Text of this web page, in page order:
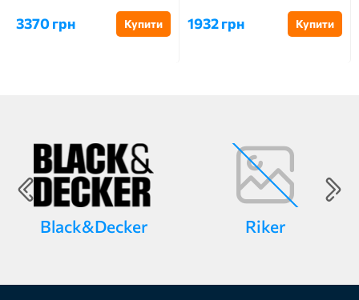
створене для професійного ...
3370 грн Купити 1932 грн Купити
Black&Decker Riker